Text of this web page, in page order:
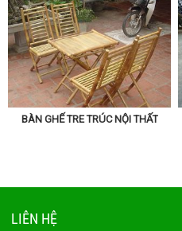
BÀN GHẾ TRE TRÚC NỘI THẤT
LIÊN HỆ